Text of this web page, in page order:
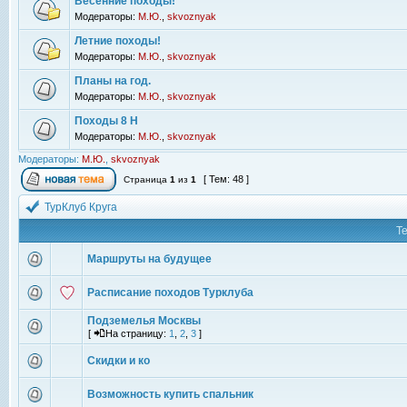
Модераторы: М.Ю. skvoznyak
Летние походы!
Модераторы: М.Ю. skvoznyak
Планы на год.
Модераторы: М.Ю. skvoznyak
Походы 8 Н
Модераторы: М.Ю. skvoznyak
Модераторы: М.Ю. skvoznyak
Страница 1 из 1 [ Тем: 48 ]
ТурКлуб Круга
Маршруты на будущее
Расписание походов Турклуба
Подземелья Москвы
[ На страницу: 1 2 3 ]
Скидки и ко
Возможность купить спальник